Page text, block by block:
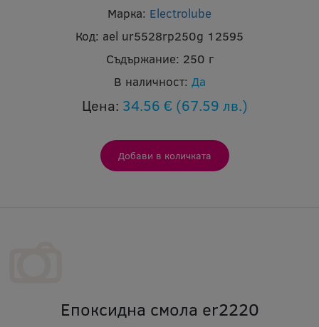
Марка: Electrolube
Код: ael ur5528rp250g 12595
Съдържание: 250 г
В наличност: Да
Цена: 34.56 € (67.59 лв.)
Епоксидна смола er2220